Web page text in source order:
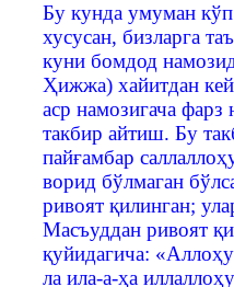
Бу кунда умуман
хусусан, бизларга
куни бомдод
Ҳижжа) хайитдан
аср намозигача фарз
такбир айтиш. Бу
пайғамбар
ворид бўлмаган
ривоят қилинган;
Масъуддан ривоят
қуйидагича:
ла ила-а-ҳа